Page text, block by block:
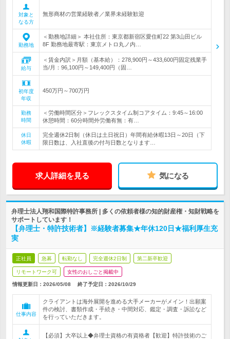
対象と
なる方
無形商材の営業経験者／業界未経験歓迎
勤務地
＜勤務地詳細＞ 本社住所：東京都新宿区愛住町22 第3山田ビル
8F 勤務地最寄駅：東京メトロ丸ノ内…
給与
＜賃金内訳＞月額（基本給）：278,900円～433,600円固定残業手
当/月：96,100円～149,400円（固…
初年度
年収
450万円～700万円
勤務
時間
＜労働時間区分＞フレックスタイム制コアタイム：9:45～16:00
休憩時間：60分時間外労働有無：有…
休日
休暇
完全週休2日制（休日は土日祝日）年間有給休暇13日～20日（下
限日数は、入社直後の付与日数となります…
求人詳細を見る 気になる
弁理士法人翔和国際特許事務所 | 多くの依頼者様の知的財産権・知財戦略を
サポートしています！
【弁理士・特許技術者】※経験者募集★年休120日★福利厚生充
実
正社員 急募 転勤なし 完全週休2日制 第二新卒歓迎
リモートワーク可 女性のおしごと掲載中
情報更新日：2026/05/08 終了予定日： 2026/10/29
仕事内容
クライアントは海外展開を進める大手メーカーがメイン！出願案
件の検討、書類作成・手続き・中間対応、鑑定・調査・訴訟など
を行っていただきます。
【必須】大卒以上◆弁理士資格の有資格者【歓迎】特許技術のご